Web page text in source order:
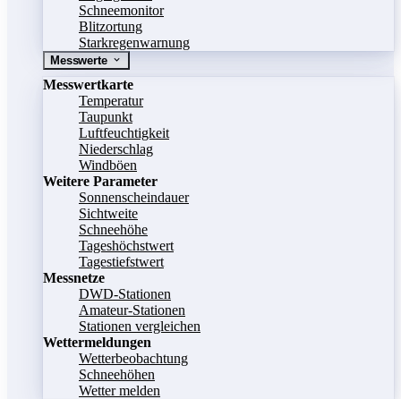
Schneemonitor
Blitzortung
Starkregenwarnung
Messwerte
Messwertkarte
Temperatur
Taupunkt
Luftfeuchtigkeit
Niederschlag
Windböen
Weitere Parameter
Sonnenscheindauer
Sichtweite
Schneehöhe
Tageshöchstwert
Tagestiefstwert
Messnetze
DWD-Stationen
Amateur-Stationen
Stationen vergleichen
Wettermeldungen
Wetterbeobachtung
Schneehöhen
Wetter melden